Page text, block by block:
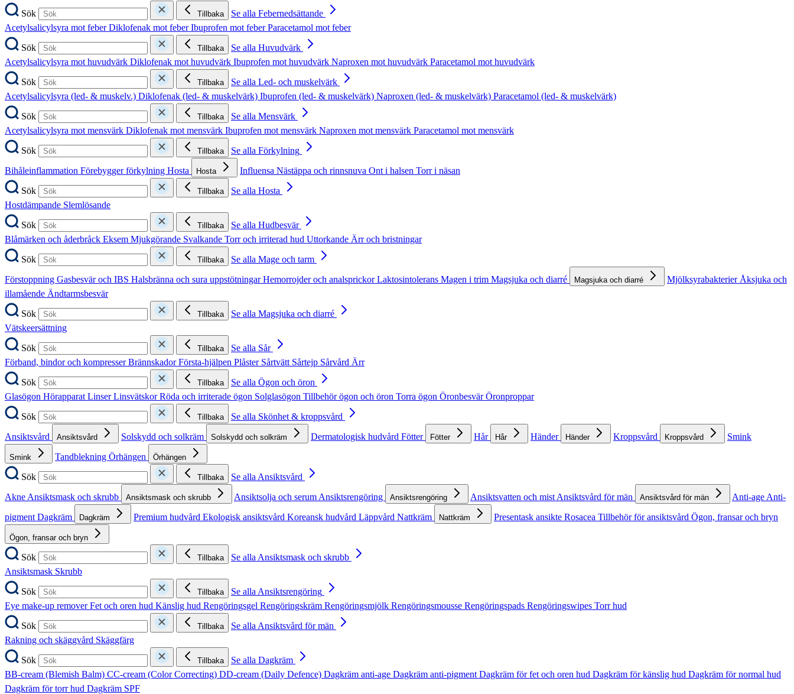
Sök
Tillbaka
Se alla Febernedsättande
Acetylsalicylsyra mot feberDiklofenak mot feberIbuprofen mot feberParacetamol mot feber
Sök
Tillbaka
Se alla Huvudvärk
Acetylsalicylsyra mot huvudvärk Diklofenak mot huvudvärk Ibuprofen mot huvudvärk Naproxen mot huvudvärk Paracetamol mot huvudvärk
Sök
Tillbaka
Se alla Led- och muskelvärk
Acetylsalicylsyra (led- & muskelv.) Diklofenak (led- & muskelvärk) Ibuprofen (led- & muskelvärk) Naproxen (led- & muskelvärk) Paracetamol (led- & muskelvärk)
Sök
Tillbaka
Se alla Mensvärk
Acetylsalicylsyra mot mensvärk Diklofenak mot mensvärk Ibuprofen mot mensvärk Naproxen mot mensvärk Paracetamol mot mensvärk
Sök
Tillbaka
Se alla Förkylning
Bihåleinflammation Förebygger förkylning Hosta Hosta Influensa Nästäppa och rinnsnuva Ont i halsen Torr i näsan
Sök
Tillbaka
Se alla Hosta
Hostdämpande Slemlösande
Sök
Tillbaka
Se alla Hudbesvär
Blåmärken och åderbråck Eksem Mjukgörande Svalkande Torr och irriterad hud Uttorkande Ärr och bristningar
Sök
Tillbaka
Se alla Mage och tarm
Förstoppning Gasbesvär och IBS Halsbränna och sura uppstötningarHemorrojder och analsprickorLaktosintolerans Magen i trim Magsjuka och diarré Magsjuka och diarré Mjölksyrabakterier Åksjuka och
illamående Ändtarmsbesvär
Sök
Tillbaka
Se alla Magsjuka och diarré
Vätskeersättning
Sök
Tillbaka
Se alla Sår
Förband, bindor och kompresserBrännskadorFörsta-hjälpen Plåster Sårtvätt Sårtejp Sårvård Ärr
Sök
Tillbaka
Se alla Ögon och öron
Glasögon Hörapparat LinserLinsvätskorRöda och irriterade ögon Solglasögon Tillbehör ögon och öron Torra ögon ÖronbesvärÖronproppar
Sök
Tillbaka
Se alla Skönhet & kroppsvård
Ansiktsvård
Ansiktsvård Solskydd och solkräm Solskydd och solkräm Dermatologisk hudvård Fötter Fötter Hår Hår Händer Händer Kroppsvård Kroppsvård Smink
Smink Tandblekning Örhängen Örhängen
Sök Tillbaka
Se alla Ansiktsvård
Akne Ansiktsmask och skrubb Ansiktsmask och skrubb Ansiktsolja och serum Ansiktsrengöring Ansiktsrengöring Ansiktsvatten och mist Ansiktsvård för män Ansiktsvård för män Anti-age Anti-
pigment Dagkräm Dagkräm Premium hudvård Ekologisk ansiktsvård Koreansk hudvård Läppvård Nattkräm Nattkräm Presentask ansikte Rosacea Tillbehör för ansiktsvård Ögon, fransar och bryn
Ögon, fransar och bryn
Sök Tillbaka
Se alla Ansiktsmask och skrubb
Ansiktsmask Skrubb
Sök
Tillbaka
Se alla Ansiktsrengöring
Eye make-up removerFet och oren hud Känslig hud Rengöringsgel Rengöringskräm Rengöringsmjölk Rengöringsmousse Rengöringspads Rengöringswipes Torr hud
Sök
Tillbaka
Se alla Ansiktsvård för män
Rakning och skäggvård Skäggfärg
Sök
Tillbaka
Se alla Dagkräm
BB-cream (Blemish Balm) CC-cream (Color Correcting) DD-cream (Daily Defence) Dagkräm anti-age Dagkräm anti-pigment Dagkräm för fet och oren hud Dagkräm för känslig hud Dagkräm för normal hud
Dagkräm för torr hud Dagkräm SPF